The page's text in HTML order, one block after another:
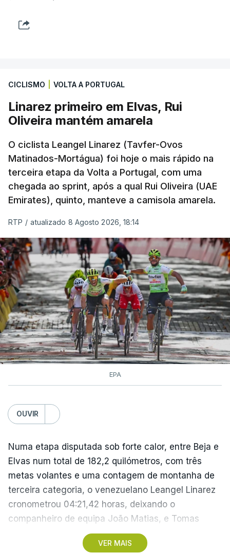
CICLISMO VOLTA A PORTUGAL
Linarez primeiro em Elvas, Rui
Oliveira mantém amarela
O ciclista Leangel Linarez (Tavfer-Ovos
Matinados-Mortágua) foi hoje o mais rápido na
terceira etapa da Volta a Portugal, com uma
chegada ao sprint, após a qual Rui Oliveira (UAE
Emirates), quinto, manteve a camisola amarela.
RTP / atualizado 8 Agosto 2026, 18:14
EPA
OUVIR
VER MAIS
Numa etapa disputada sob forte calor, entre Beja e
Elvas num total de 182,2 quilómetros, com três
metas volantes e uma contagem de montanha de
terceira categoria, o venezuelano Leangel Linarez
cronometrou 04:21,42 horas, deixando o
companheiro de equipa João Matias, e Tomas
Contte, da Aviludo-Louletano-Loulé, nas segunda e
terceira posições, respetivamente.